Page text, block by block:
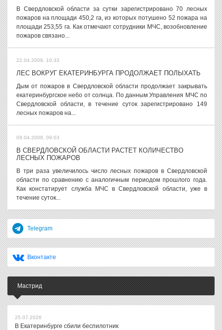
В Свердловской области за сутки зарегистрировано 70 лесных
пожаров на площади 450,2 га, из которых потушено 52 пожара на
площади 253,55 га. Как отмечают сотрудники МЧС, возобновление
пожаров связано...
22.04.2008, 10:33
ЛЕС ВОКРУГ ЕКАТЕРИНБУРГА ПРОДОЛЖАЕТ ПОЛЫХАТЬ
Дым от пожаров в Свердловской области продолжает закрывать
екатеринбургское небо от солнца. По данным Управления МЧС по
Свердловской области, в течение суток зарегистрировано 149
лесных пожаров на...
09.04.2008, 09:03
В СВЕРДЛОВСКОЙ ОБЛАСТИ РАСТЕТ КОЛИЧЕСТВО
ЛЕСНЫХ ПОЖАРОВ
В три раза увеличилось число лесных пожаров в Свердловской
области по сравнению с аналогичным периодом прошлого года.
Как констатирует служба МЧС в Свердловской области, уже в
течение суток...
Telegram
Вконтакте
Мастрид
25.07.2026
В Екатеринбурге сбили беспилотник